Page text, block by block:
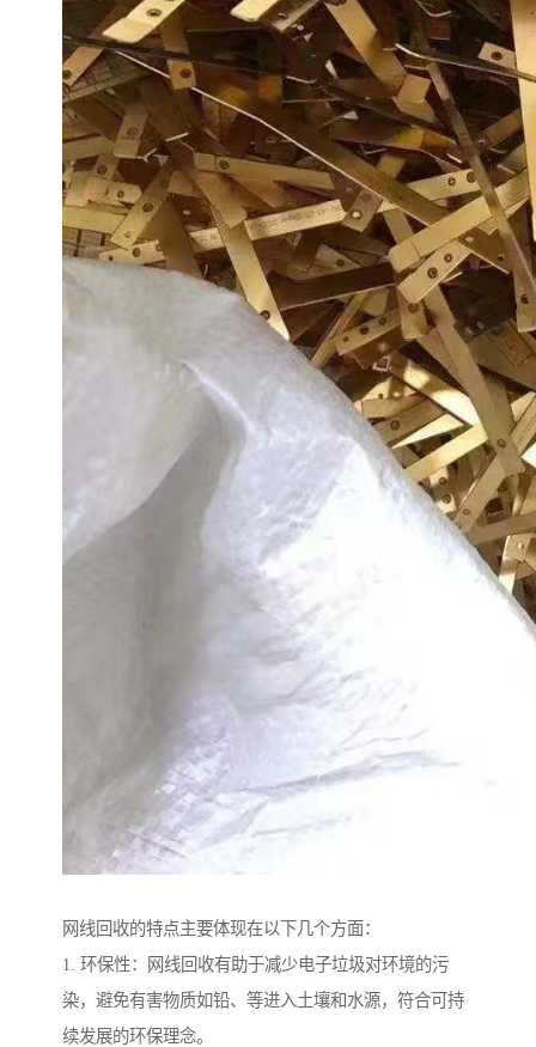
网线回收的特点主要体现在以下几个方面：
1. 环保性：网线回收有助于减少电子垃圾对环境的污
染，避免有害物质如铅、等进入土壤和水源，符合可持
续发展的环保理念。